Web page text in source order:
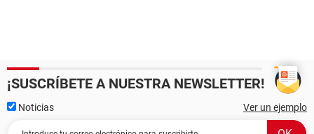
¡SUSCRÍBETE A NUESTRA NEWSLETTER!
Noticias Ver un ejemplo